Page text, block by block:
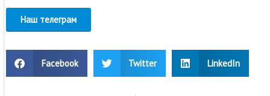
Наш телеграм
Facebook Twitter LinkedIn